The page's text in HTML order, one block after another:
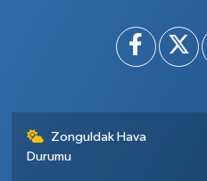
Zonguldak Hava
Durumu